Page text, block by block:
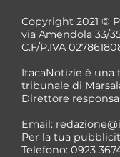
Copyright 2021 ©
via Amendola 33/
C.F/P.IVA
ItacaNotizie è una
tribunale di
Direttore
Email:
Per la tua
Telefono: 0923